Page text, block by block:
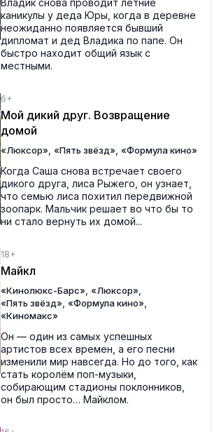
каникулы у деда Юры, когда в деревне
неожиданно появляется бывший
дипломат и дед Владика по папе. Он
быстро находит общий язык с
местными.
6+
Мой дикий друг. Возвращение
домой
«Люксор» «Пять звёзд» «Формула кино»
Когда Саша снова встречает своего
дикого друга, лиса Рыжего, он узнает,
что семью лиса похитил передвижной
зоопарк. Мальчик решает во что бы то
ни стало вернуть их домой...
18+
Майкл
«Кинолюкс-Барс» «Люксор»
«Пять звёзд» «Формула кино»
«Киномакс»
Он — один из самых успешных
артистов всех времен, а его песни
изменили мир навсегда. Но до того, как
стать королём поп-музыки,
собирающим стадионы поклонников,
он был просто… Майклом.